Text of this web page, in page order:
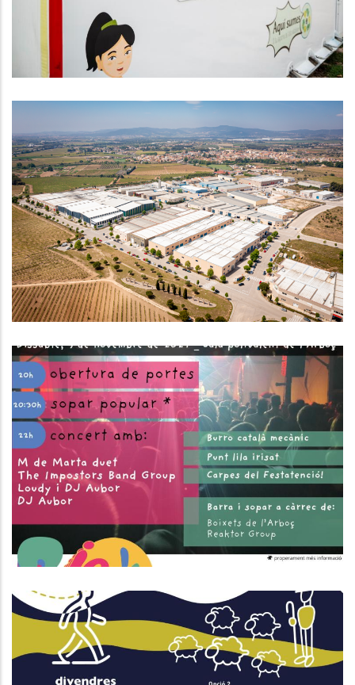
Continua La Tendència Positiva
Del Mercat De Treball Al Baix
Penedès Durant El Tercer
Trimestre De 2024
Ocupació
FESTA DELS 30 ANYS DE JOVE BAIX
PENEDÈS
Joventut
Nova Edició De La Carrerada De